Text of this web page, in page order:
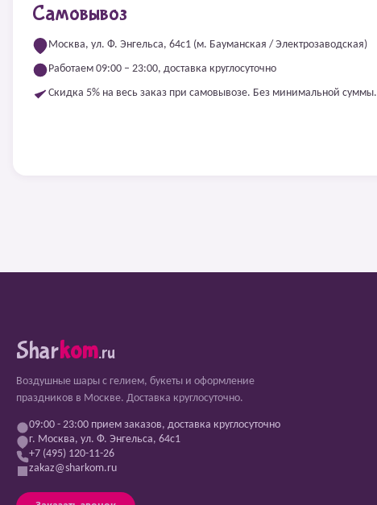
Самовывоз
Москва, ул. Ф. Энгельса, 64с1 (м. Бауманская / Электрозаводская)
Работаем 09:00 – 23:00, доставка круглосуточно
Скидка 5% на весь заказ при самовывозе. Без минимальной суммы.
Sharkom.ru
Воздушные шары с гелием, букеты и оформление
праздников в Москве. Доставка круглосуточно.
09:00 - 23:00 прием заказов, доставка круглосуточно
г. Москва, ул. Ф. Энгельса, 64с1
+7 (495) 120-11-26
zakaz@sharkom.ru